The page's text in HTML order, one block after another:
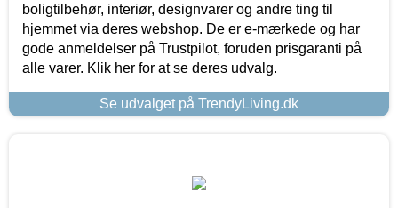
boligtilbehør, interiør, designvarer og andre ting til
hjemmet via deres webshop. De er e-mærkede og har
gode anmeldelser på Trustpilot, foruden prisgaranti på
alle varer. Klik her for at se deres udvalg.
Se udvalget på TrendyLiving.dk